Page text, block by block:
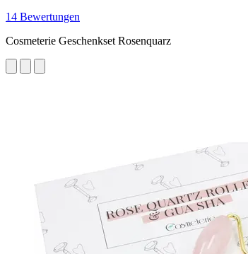
14 Bewertungen
Cosmeterie Geschenkset Rosenquarz